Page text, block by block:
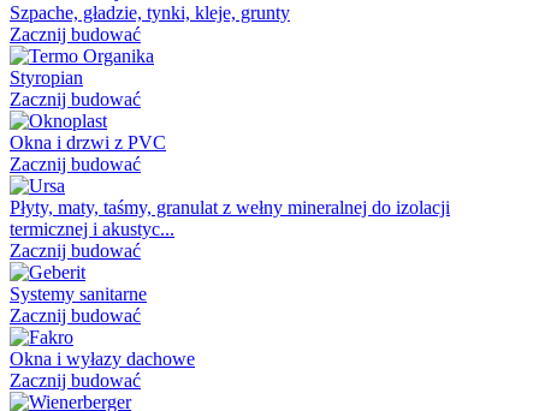
Szpache, gładzie, tynki, kleje, grunty
Zacznij budować
Styropian
Zacznij budować
Okna i drzwi z PVC
Zacznij budować
Płyty, maty, taśmy, granulat z wełny mineralnej do izolacji
termicznej i akustyc...
Zacznij budować
Systemy sanitarne
Zacznij budować
Okna i wyłazy dachowe
Zacznij budować